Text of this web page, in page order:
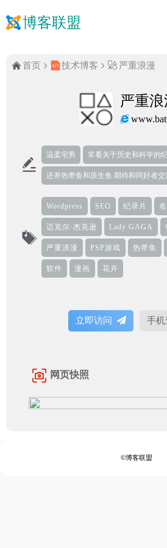
博客联盟
首页 技术博客 严重浪漫
严重浪
温柔宅男 常看关于历史和科学的
还养热带鱼和原生鱼.期待和同好者交
Wordpress SEO 纪录片
迈克尔·杰克逊 Lady GAGA
严重浪漫 PSP游戏 热带鱼
软件 漫画 花卉
立即访问 手机
网页快照
©博客联盟